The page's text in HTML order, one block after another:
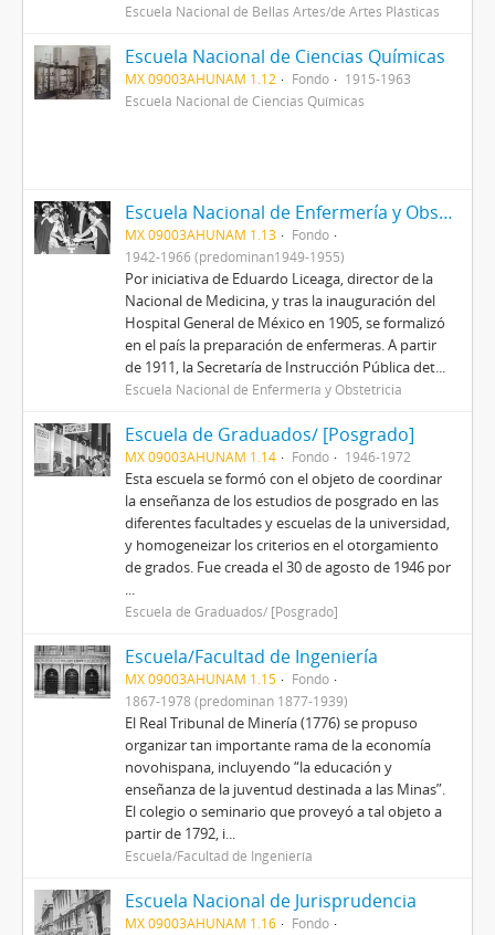
Escuela Nacional de Bellas Artes/de Artes Plásticas
Escuela Nacional de Ciencias Químicas
MX 09003AHUNAM 1.12 Fondo
1915-1963
Escuela Nacional de Ciencias Químicas
Escuela Nacional de Enfermería y Obstetricia
MX 09003AHUNAM 1.13
Fondo
1942-1966 (predominan1949-1955)
Por iniciativa de Eduardo Liceaga, director de la
Nacional de Medicina, y tras la inauguración del
Hospital General de México en 1905, se formalizó
en el país la preparación de enfermeras. A partir
de 1911, la Secretaría de Instrucción Pública det...
Escuela Nacional de Enfermería y Obstetricia
Escuela de Graduados/ [Posgrado]
MX 09003AHUNAM 1.14 Fondo 1946-1972
Esta escuela se formó con el objeto de coordinar
la enseñanza de los estudios de posgrado en las
diferentes facultades y escuelas de la universidad,
y homogeneizar los criterios en el otorgamiento
de grados. Fue creada el 30 de agosto de 1946 por
...
Escuela de Graduados/ [Posgrado]
Escuela/Facultad de Ingeniería
MX 09003AHUNAM 1.15
Fondo
1867-1978 (predominan 1877-1939)
El Real Tribunal de Minería (1776) se propuso
organizar tan importante rama de la economía
novohispana, incluyendo “la educación y
enseñanza de la juventud destinada a las Minas”.
El colegio o seminario que proveyó a tal objeto a
partir de 1792, i...
Escuela/Facultad de Ingeniería
Escuela Nacional de Jurisprudencia
MX 09003AHUNAM 1.16
Fondo